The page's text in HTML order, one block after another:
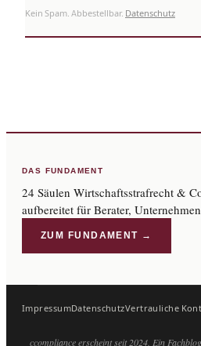
Kein Spam. Abbestellbar. Datenschutz
DAS FUNDAMENT
24 Säulen Wirtschaftsstrafrecht &
aufbereitet für Berater,
ZUM FUNDAMENT →
ImpressumDatenschutzVertrauliche
ccompliance erscheint seit 2024. Ein